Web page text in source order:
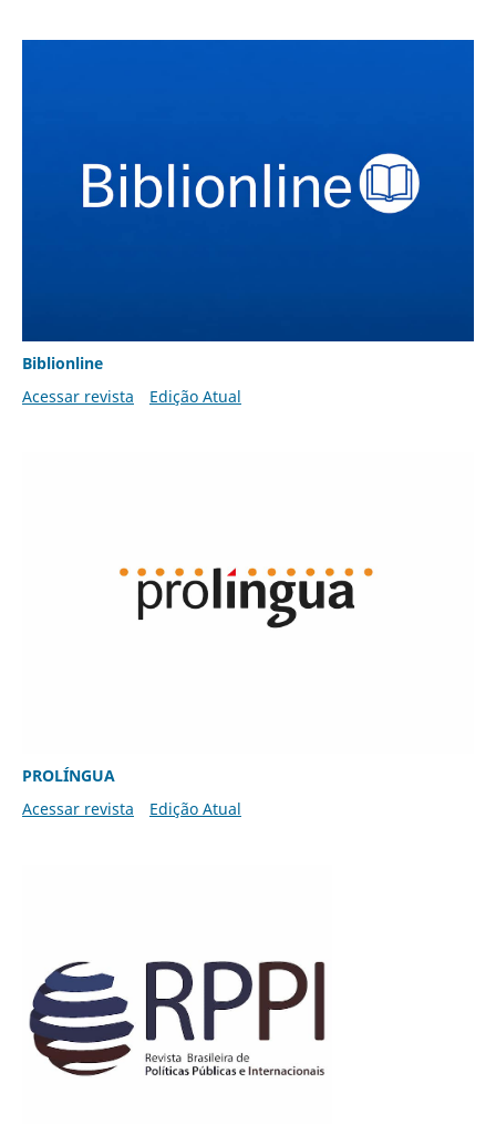
Biblionline
Acessar revista
Edição Atual
PROLÍNGUA
Acessar revista
Edição Atual